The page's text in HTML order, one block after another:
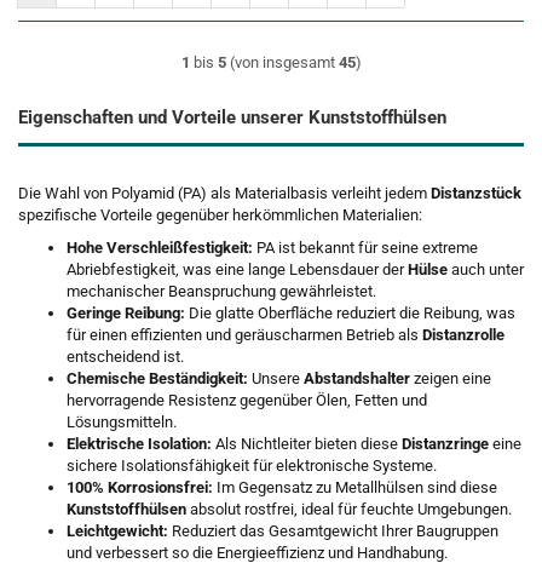
1 bis 5(von insgesamt 45)
Eigenschaften und Vorteile unserer Kunststoffhülsen
Die Wahl von Polyamid (PA) als Materialbasis verleiht jedem Distanzstück
spezifische Vorteile gegenüber herkömmlichen Materialien:
Hohe Verschleißfestigkeit: PA ist bekannt für seine extreme
Abriebfestigkeit, was eine lange Lebensdauer derHülse auch unter
mechanischer Beanspruchung gewährleistet.
Geringe Reibung: Die glatte Oberfläche reduziert die Reibung, was
für einen effizienten und geräuscharmen Betrieb als Distanzrolle
entscheidend ist.
Chemische Beständigkeit: Unsere Abstandshalter zeigen eine
hervorragende Resistenz gegenüber Ölen, Fetten und
Lösungsmitteln.
Elektrische Isolation: Als Nichtleiter bieten diese Distanzringe eine
sichere Isolationsfähigkeit für elektronische Systeme.
100% Korrosionsfrei: Im Gegensatz zu Metallhülsen sind diese
Kunststoffhülsen absolut rostfrei, ideal für feuchte Umgebungen.
Leichtgewicht: Reduziert das Gesamtgewicht Ihrer Baugruppen
und verbessert so die Energieeffizienz und Handhabung.